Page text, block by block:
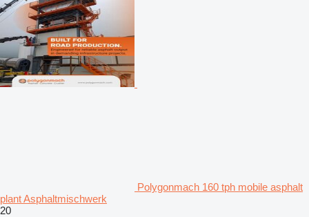
Polygonmach 160 tph mobile asphalt
plant Asphaltmischwerk
20